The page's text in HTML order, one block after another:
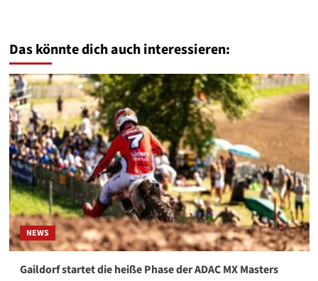
Das könnte dich auch interessieren:
NEWS
Gaildorf startet die heiße Phase der ADAC MX Masters